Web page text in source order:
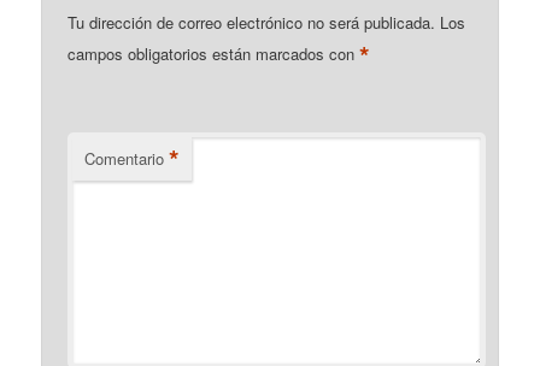
Tu dirección de correo electrónico no será publicada. Los
campos obligatorios están marcados con*
Comentario *